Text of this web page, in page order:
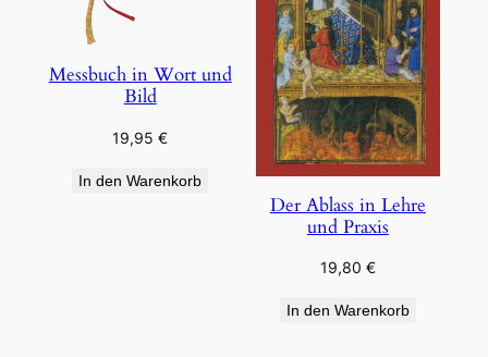
Messbuch in Wort und
Bild
19,95€
In den Warenkorb
Der Ablass in Lehre
und Praxis
19,80 €
In den Warenkorb